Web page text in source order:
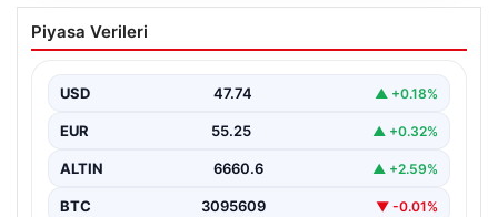
Vinicius Jr. Real Madrid ile geleceğini
güvence altına aldı
Vinicius Junior için beklenen karar açıklandı. Real
Madrid,…
Piyasa Verileri
USD 47.74 ▲ +0.18%
EUR 55.25 ▲ +0.32%
ALTIN 6660.6 ▲ +2.59%
BTC 3095609 ▼ -0.01%